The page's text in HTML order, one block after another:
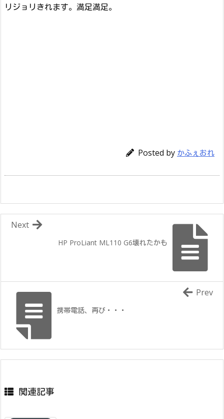
リジョリきれます。満足満足。
Posted by かふぇおれ
HP ProLiant ML110 G6壊れたかも
Next
携帯電話、再び・・・
Prev
関連記事